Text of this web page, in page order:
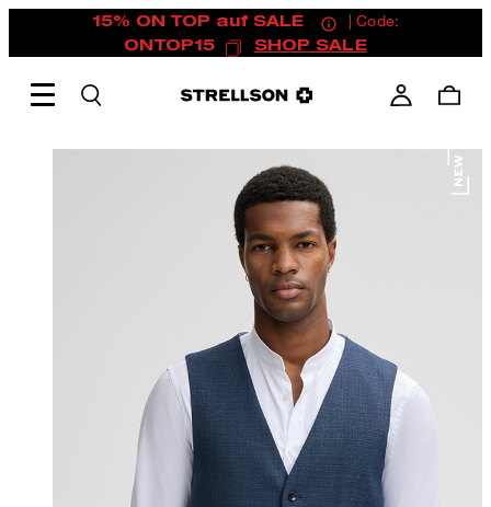
15% ON TOP auf SALE
| Code:
ONTOP15
SHOP SALE